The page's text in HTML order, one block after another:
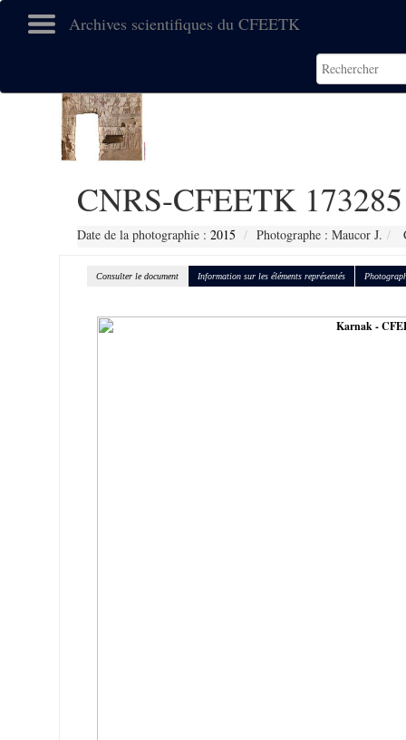
Archives scientifiques du CFEETK
CNRS-CFEETK 173285
Date de la photographie : 2015 Photographe : Maucor J.
Consulter le document Information sur les éléments représentés